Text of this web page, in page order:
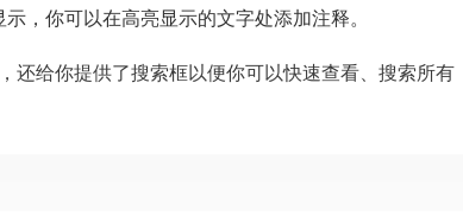
，你可以在高亮显示的文字处添加注释。
还给你提供了搜索框以便你可以快速查看、搜索所有